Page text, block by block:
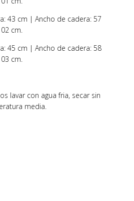
43 cm | Ancho de cadera: 57
cm.
45 cm | Ancho de cadera: 58
cm.
lavar con agua fria, secar sin
media.